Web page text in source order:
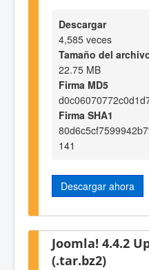
Descargar
4,585 veces
Tamaño del
22.75 MB
Firma MD5
Firma SHA1
141
Descargar ahora
Joomla! 4.4.2
(.tar.bz2)